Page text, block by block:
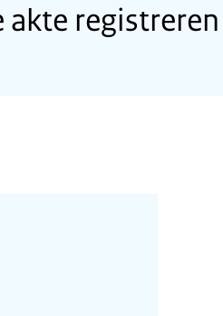
akte registreren